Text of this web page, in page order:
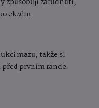
způsobují zarudnutí,
ekzém.
mazu, takže si
před prvním rande.